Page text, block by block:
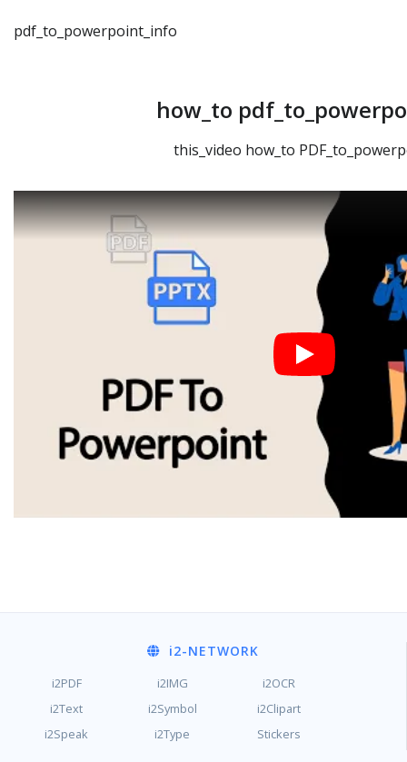
pdf_to_powerpoint_info
how_to
this_video how_to
i2-NETWORK
i2PDF i2IMG
i2OCR
i2Text
i2Symbol
i2Clipart
i2Speak
i2Type Stickers